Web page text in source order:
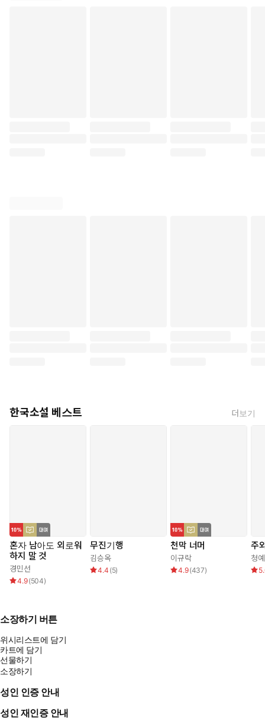
한국소설 베스트 더보기
혼자 남아도 외로워
하지 말 것
경민선
4.9(504)
무진기행
김승옥
4.4 (5)
천막 너머
이규락
4.9(437)
주
청예
소장하기 버튼
위시리스트에 담기
카트에 담기
선물하기
소장하기
성인 인증 안내
성인 재인증 안내